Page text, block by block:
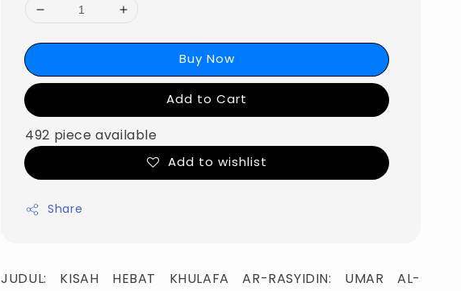
Buy Now
Add to Cart
492 piece available
Add to wishlist
Share
JUDUL: KISAH HEBAT KHULAFA AR-RASYIDIN: UMAR AL-